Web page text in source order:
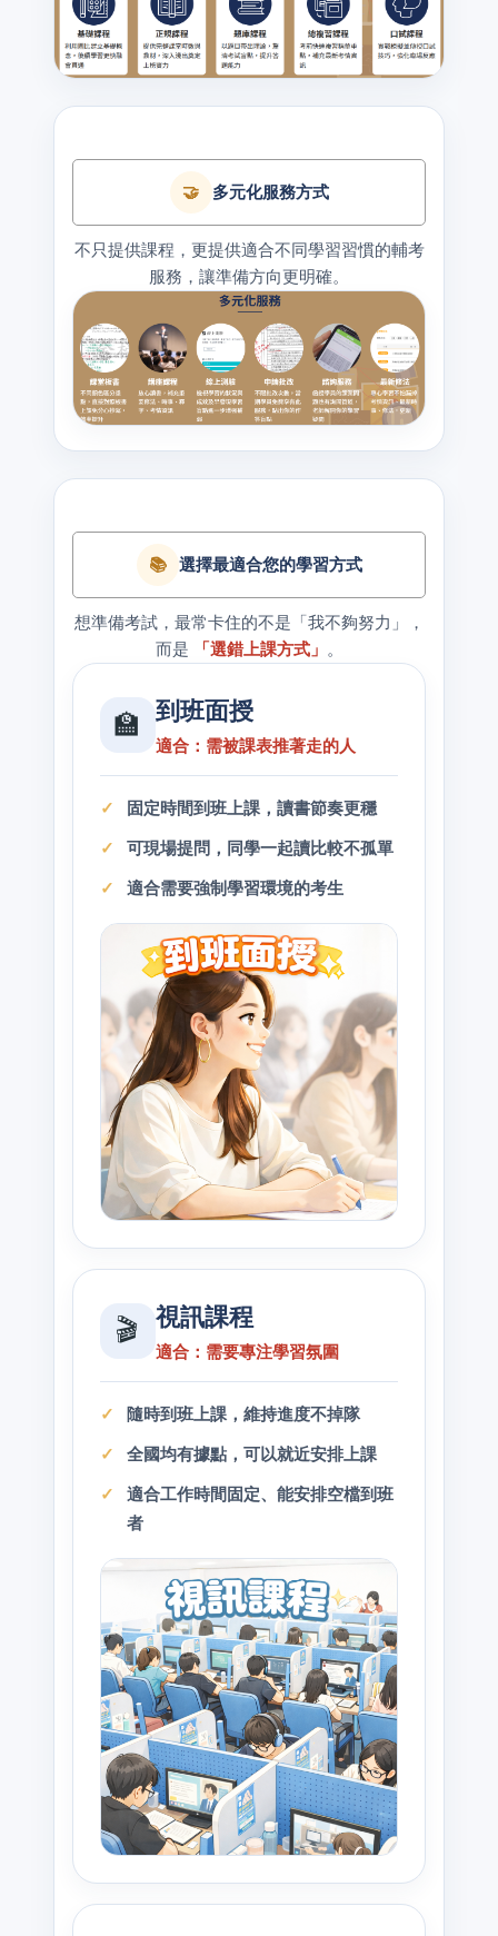
🤝 多元化服務方式
不只提供課程，更提供適合不同學習習慣的輔考
服務，讓準備方向更明確。
📚 選擇最適合您的學習方式
想準備考試，最常卡住的不是「我不夠努力」，
而是
「選錯上課方式」 。
🏫 到班面授
適合：需被課表推著走的人
固定時間到班上課，讀書節奏更穩
可現場提問，同學一起讀比較不孤單
適合需要強制學習環境的考生
🎬 視訊課程
適合：需要專注學習氛圍
隨時到班上課，維持進度不掉隊
全國均有據點，可以就近安排上課
適合工作時間固定、能安排空檔到班
者